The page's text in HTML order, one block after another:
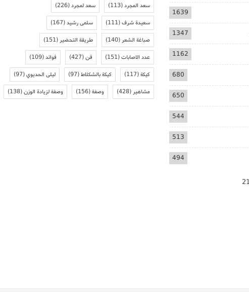
1639
1347
1162
680
650
544
513
494
سعد المجرد(113) سعد لمجرد(226)
سعيدة شرف(111) سلمى رشيد(167)
صباغة الشعر(140) طريقة التحضير(151)
عدد الاصابات(151) فن(427) فوائد(109)
كيكة(117) كيكة بالشكلاط(97) ليلى الحديوي(97)
مشاهير(428) وصفة(156) وصفة لزيادة الوزن(138)